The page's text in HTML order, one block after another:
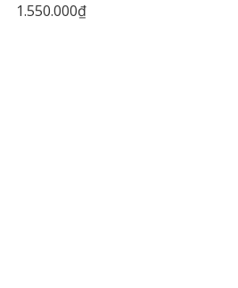
1.550.000₫